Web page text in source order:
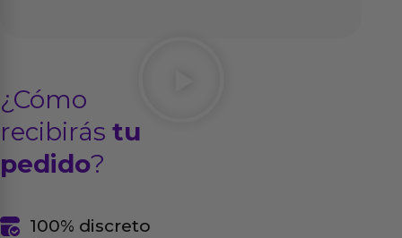
¿Cómo
recibirás tu
pedido?
100% discreto